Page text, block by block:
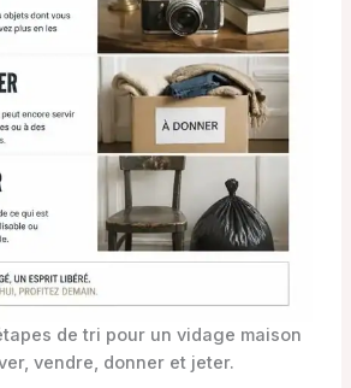
de tri pour un vidage maison
vendre, donner et jeter.